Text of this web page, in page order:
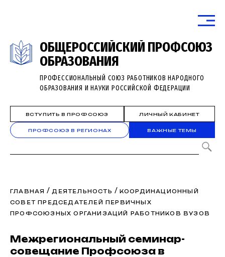
ОБЩЕРОССИЙСКИЙ ПРОФСОЮЗ
ОБРАЗОВАНИЯ
ПРОФЕССИОНАЛЬНЫЙ СОЮЗ РАБОТНИКОВ НАРОДНОГО
ОБРАЗОВАНИЯ И НАУКИ РОССИЙСКОЙ ФЕДЕРАЦИИ
ВСТУПИТЬ В ПРОФСОЮЗ ЛИЧНЫЙ КАБИНЕТ
ПРОФСОЮЗ В РЕГИОНАХ ВАЖНЫЕ ТЕМЫ
ГЛАВНАЯ /ДЕЯТЕЛЬНОСТЬ / КООРДИНАЦИОННЫЙ
СОВЕТ ПРЕДСЕДАТЕЛЕЙ ПЕРВИЧНЫХ
ПРОФСОЮЗНЫХ ОРГАНИЗАЦИЙ РАБОТНИКОВ ВУЗОВ
Межрегиональный семинар-
совещание Профсоюза в